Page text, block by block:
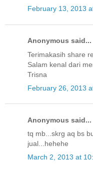
February 13, 2013
Anonymous said...
Terimakasih share
Salam kenal dari
Trisna
February 26, 2013
Anonymous said...
tq mb...skrg aq bs
jual...hehehe
March 2, 2013 at